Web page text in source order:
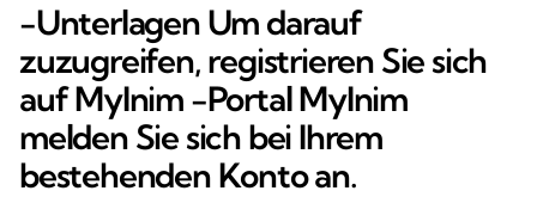
-Unterlagen Um darauf
zuzugreifen, registrieren Sie sich
auf MyInim -Portal MyInim
melden Sie sich bei Ihrem
bestehenden Konto an.